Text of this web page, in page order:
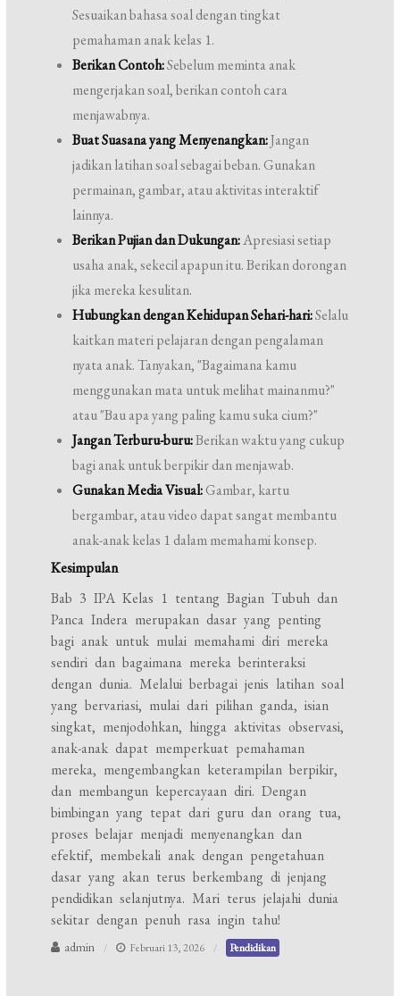
Sesuaikan bahasa soal dengan tingkat
pemahaman anak kelas 1.
Berikan Contoh:Sebelum meminta anak
mengerjakan soal, berikan contoh cara
menjawabnya.
Buat Suasana yang Menyenangkan:Jangan
jadikan latihan soal sebagai beban. Gunakan
permainan, gambar, atau aktivitas interaktif
lainnya.
Berikan Pujian dan Dukungan:Apresiasi setiap
usaha anak, sekecil apapun itu. Berikan dorongan
jika mereka kesulitan.
Hubungkan dengan Kehidupan Sehari-hari:Selalu
kaitkan materi pelajaran dengan pengalaman
nyata anak. Tanyakan, "Bagaimana kamu
menggunakan mata untuk melihat mainanmu?"
atau "Bau apa yang paling kamu suka cium?"
Jangan Terburu-buru:Berikan waktu yang cukup
bagi anak untuk berpikir dan menjawab.
Gunakan Media Visual:Gambar, kartu
bergambar, atau video dapat sangat membantu
anak-anak kelas 1 dalam memahami konsep.
Kesimpulan
Bab 3 IPA Kelas 1 tentang Bagian Tubuh dan
Panca Indera merupakan dasar yang penting
bagi anak untuk mulai memahami diri mereka
sendiri dan bagaimana mereka berinteraksi
dengan dunia. Melalui berbagai jenis latihan soal
yang bervariasi, mulai dari pilihan ganda, isian
singkat, menjodohkan, hingga aktivitas observasi,
anak-anak dapat memperkuat pemahaman
mereka, mengembangkan keterampilan berpikir,
dan membangun kepercayaan diri. Dengan
bimbingan yang tepat dari guru dan orang tua,
proses belajar menjadi menyenangkan dan
efektif, membekali anak dengan pengetahuan
dasar yang akan terus berkembang di jenjang
pendidikan selanjutnya. Mari terus jelajahi dunia
sekitar dengan penuh rasa ingin tahu!
admin Februari 13, 2026 Pendidikan